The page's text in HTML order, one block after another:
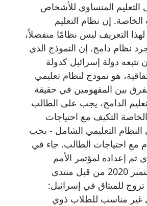
على التعليم المتساوي للأشخاص
الخاصة. إن نظام التعليم
التعريف ليس نظامًا منفصلاً،
نظام دامج. إن النموذج الذي
دولة إسرائيل كدولة
هو نموذج لنظام تعليمي
بين المفهومين في حقيقة
الدامج، يجب على الطالب
التكيف مع احتياجات
النظام التعليمي الشامل - يجب
مع احتياجات الطالب. جاء في
تم إعداده لمؤتمر الأمم
المتحدة في سبتمبر 2020 من قبل منتدى
للميثاق في إسرائيل:
غير مناسب للطلاب ذوي